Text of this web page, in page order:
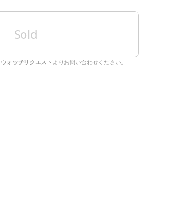
Sold
ウォッチリクエストよりお問い合わせください。